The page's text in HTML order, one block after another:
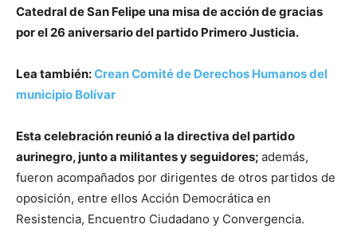
Catedral de San Felipe una misa de acción de gracias
por el 26 aniversario del partido Primero Justicia.
Lea también:Crean Comité de Derechos Humanos del
municipio Bolívar
Esta celebración reunió a la directiva del partido
aurinegro, junto a militantes y seguidores; además,
fueron acompañados por dirigentes de otros partidos de
oposición, entre ellos Acción Democrática en
Resistencia, Encuentro Ciudadano y Convergencia.